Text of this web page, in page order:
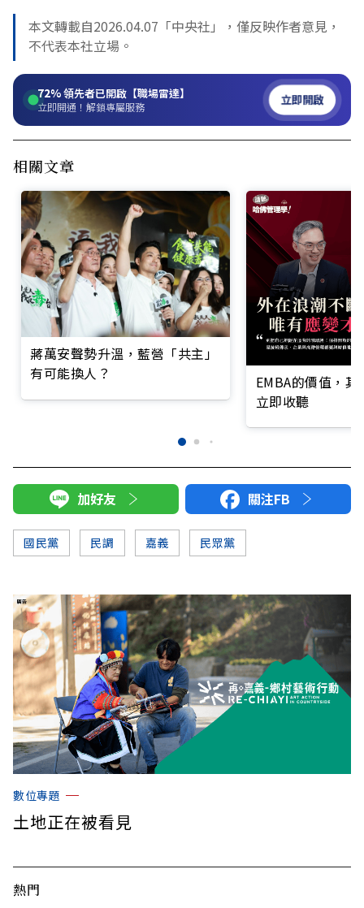
本文轉載自2026.04.07「中央社」，僅反映作者意見，
不代表本社立場。
72%領先者已開啟【職場雷達】
立即開通！解鎖專屬服務 立即開啟
相關文章
蔣萬安聲勢升溫，藍營「共主」
有可能換人？
EMBA的價值，
立即收聽
加好友 關注FB
國民黨 民調 嘉義 民眾黨
數位專題
土地正在被看見
熱門